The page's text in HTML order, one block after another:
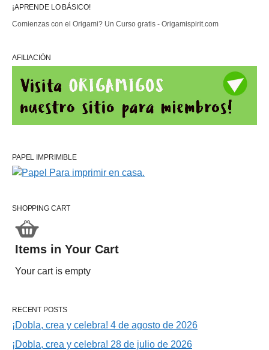
¡APRENDE LO BÁSICO!
Comienzas con el Origami? Un Curso gratis - Origamispirit.com
AFILIACIÓN
PAPEL IMPRIMIBLE
SHOPPING CART
Items in Your Cart
Your cart is empty
RECENT POSTS
¡Dobla, crea y celebra! 4 de agosto de 2026
¡Dobla, crea y celebra! 28 de julio de 2026